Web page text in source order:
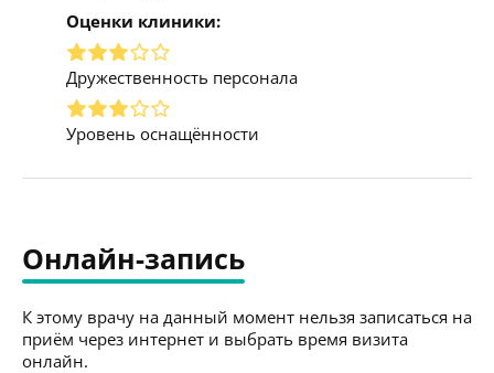
Оценки клиники:
Дружественность персонала
Уровень оснащённости
Онлайн-запись
К этому врачу на данный момент нельзя записаться на
приём через интернет и выбрать время визита
онлайн.